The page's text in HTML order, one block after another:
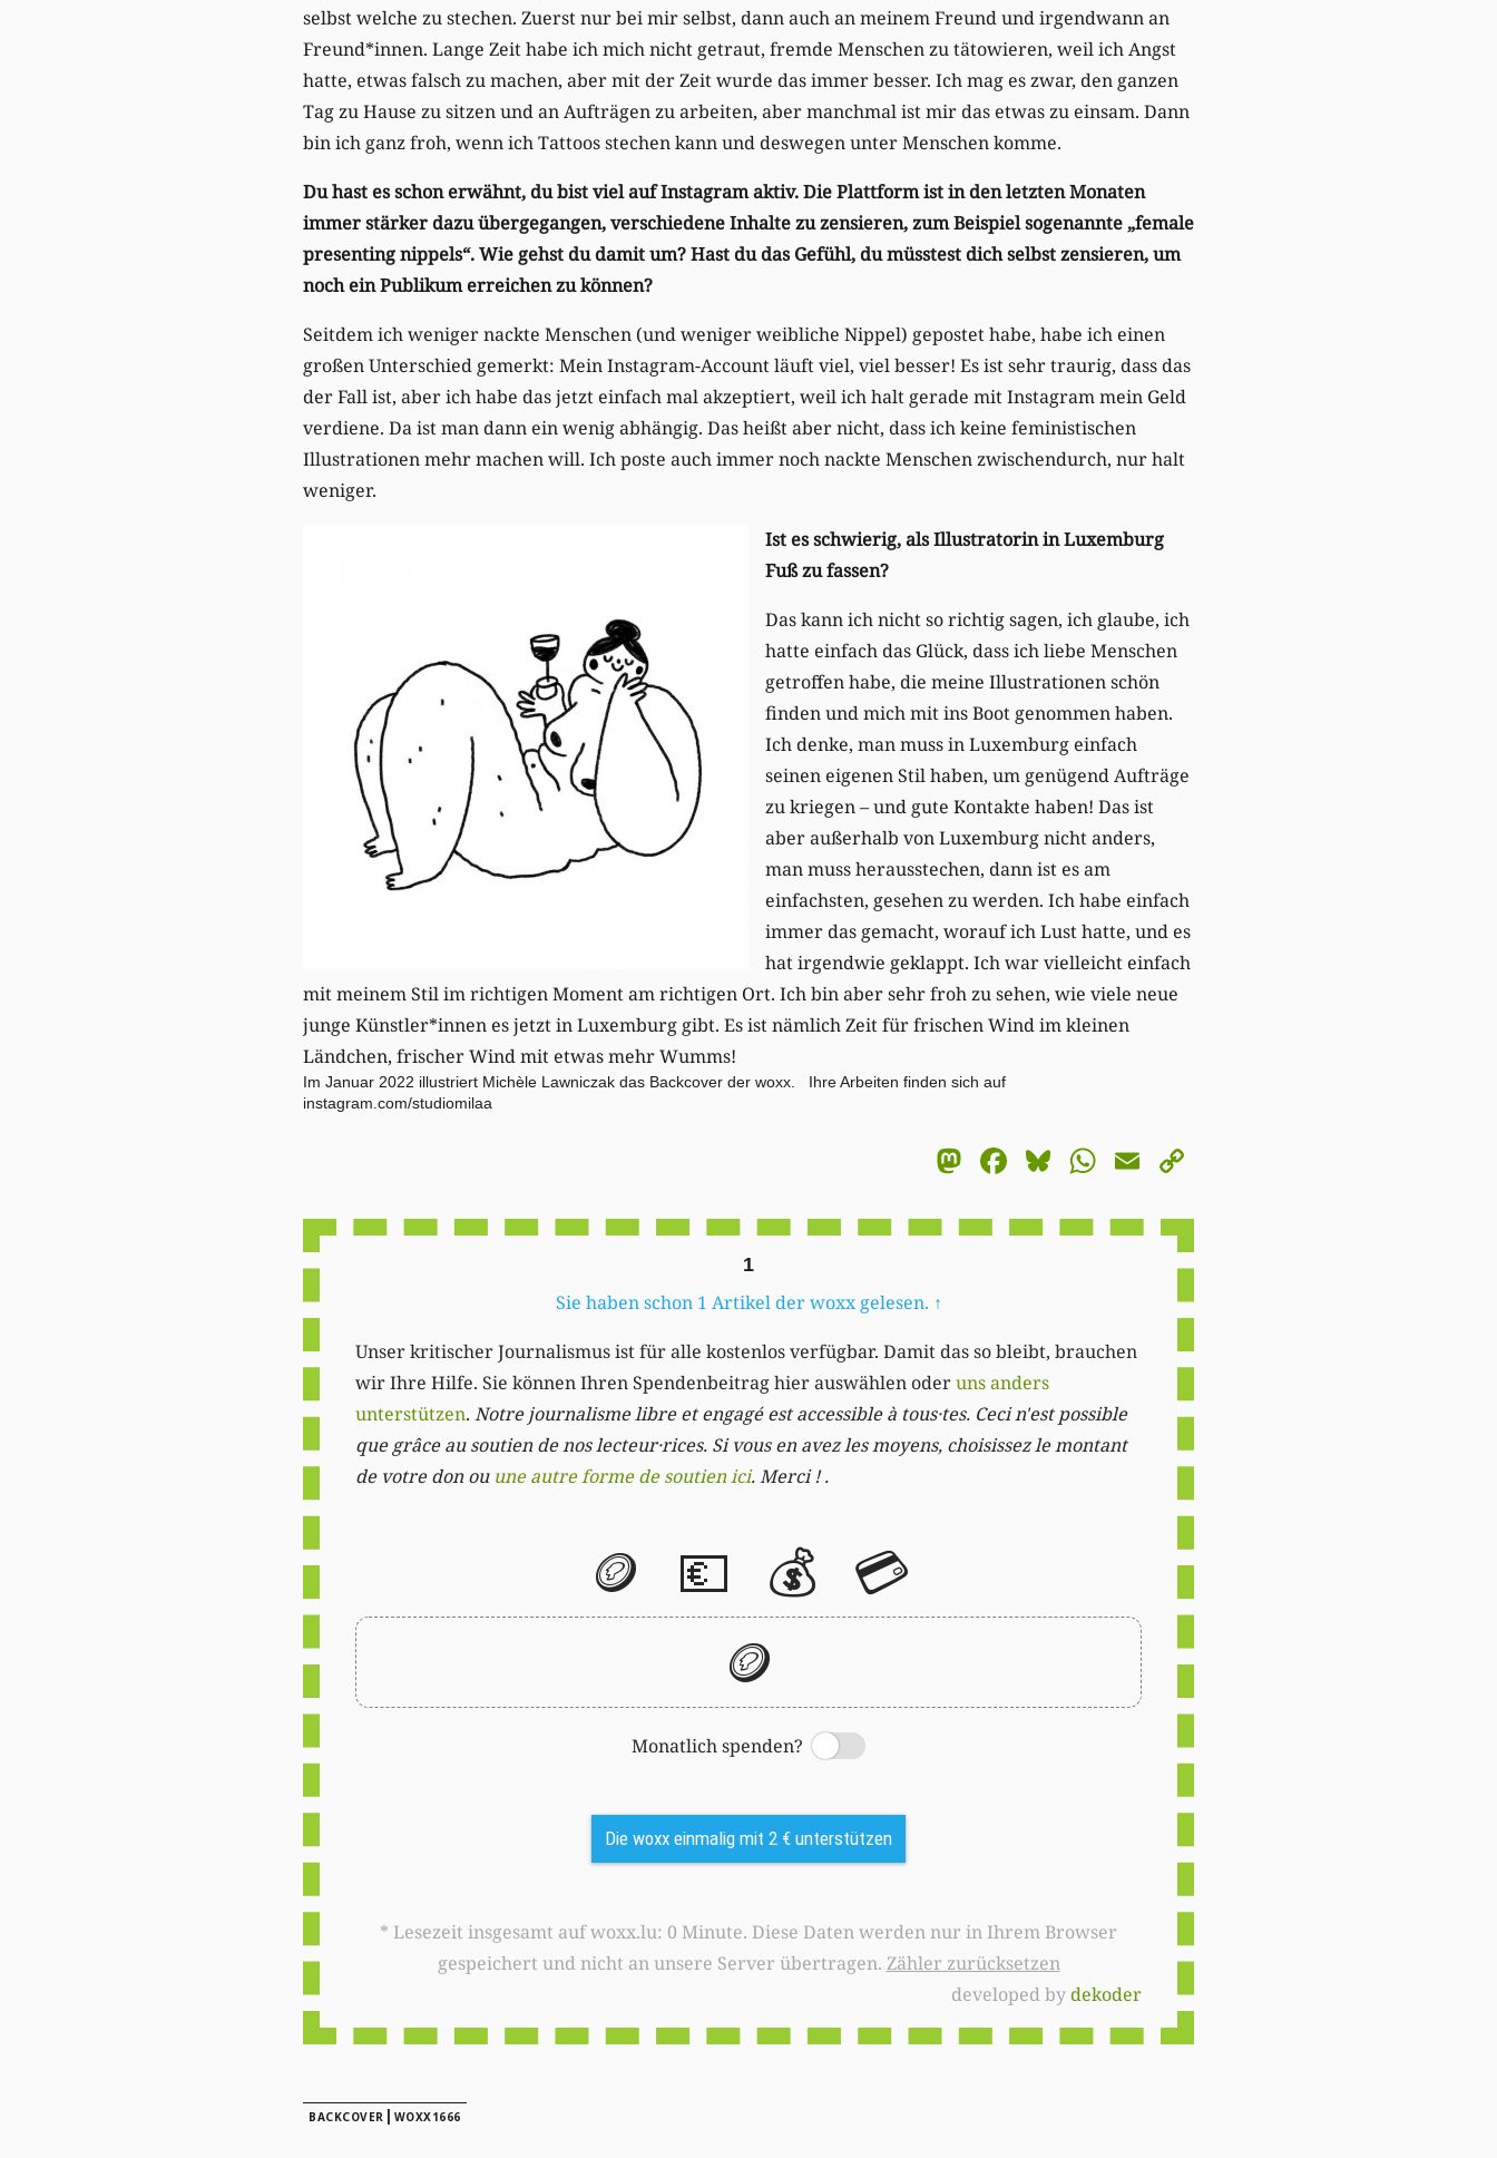
selbst welche zu stechen. Zuerst nur bei mir selbst, dann auch an meinem Freund und irgendwann an
Freund*innen. Lange Zeit habe ich mich nicht getraut, fremde Menschen zu tätowieren, weil ich Angst
hatte, etwas falsch zu machen, aber mit der Zeit wurde das immer besser. Ich mag es zwar, den ganzen
Tag zu Hause zu sitzen und an Aufträgen zu arbeiten, aber manchmal ist mir das etwas zu einsam. Dann
bin ich ganz froh, wenn ich Tattoos stechen kann und deswegen unter Menschen komme.
Du hast es schon erwähnt, du bist viel auf Instagram aktiv. Die Plattform ist in den letzten Monaten
immer stärker dazu übergegangen, verschiedene Inhalte zu zensieren, zum Beispiel sogenannte „female
presenting nippels“. Wie gehst du damit um? Hast du das Gefühl, du müsstest dich selbst zensieren, um
noch ein Publikum erreichen zu können?
Seitdem ich weniger nackte Menschen (und weniger weibliche Nippel) gepostet habe, habe ich einen
großen Unterschied gemerkt: Mein Instagram-Account läuft viel, viel besser! Es ist sehr traurig, dass das
der Fall ist, aber ich habe das jetzt einfach mal akzeptiert, weil ich halt gerade mit Instagram mein Geld
verdiene. Da ist man dann ein wenig abhängig. Das heißt aber nicht, dass ich keine feministischen
Illustrationen mehr machen will. Ich poste auch immer noch nackte Menschen zwischendurch, nur halt
weniger.
Ist es schwierig, als Illustratorin in Luxemburg
Fuß zu fassen?
Das kann ich nicht so richtig sagen, ich glaube, ich
hatte einfach das Glück, dass ich liebe Menschen
getroffen habe, die meine Illustrationen schön
finden und mich mit ins Boot genommen haben.
Ich denke, man muss in Luxemburg einfach
seinen eigenen Stil haben, um genügend Aufträge
zu kriegen – und gute Kontakte haben! Das ist
aber außerhalb von Luxemburg nicht anders,
man muss herausstechen, dann ist es am
einfachsten, gesehen zu werden. Ich habe einfach
immer das gemacht, worauf ich Lust hatte, und es
hat irgendwie geklappt. Ich war vielleicht einfach
mit meinem Stil im richtigen Moment am richtigen Ort. Ich bin aber sehr froh zu sehen, wie viele neue
junge Künstler*innen es jetzt in Luxemburg gibt. Es ist nämlich Zeit für frischen Wind im kleinen
Ländchen, frischer Wind mit etwas mehr Wumms!
Im Januar 2022 illustriert Michèle Lawniczak das Backcover der woxx. Ihre Arbeiten finden sich auf
instagram.com/studiomilaa
Mastodon
Facebook
Bluesky
WhatsApp
Email
1
Sie haben schon 1 Artikel der woxx gelesen. ↑
Unser kritischer Journalismus ist für alle kostenlos verfügbar. Damit das so bleibt, brauchen
wir Ihre Hilfe. Sie können Ihren Spendenbeitrag hier auswählen oderuns anders
unterstützen. Notre journalisme libre et engagé est accessible à tous·tes. Ceci n'est possible
que grâce au soutien de nos lecteur·rices. Si vous en avez les moyens, choisissez le montant
de votre don ou une autre forme de soutien ici. Merci ! .
🪙 💶 💰 💳
🪙
Monatlich spenden?
Switch
Die woxx einmalig mit 2 € unterstützen
* Lesezeit insgesamt auf woxx.lu: 0 Minute. Diese Daten werden nur in Ihrem Browser
gespeichert und nicht an unsere Server übertragen. Zähler zurücksetzen
developed bydekoder
BACKCOVER | WOXX1666